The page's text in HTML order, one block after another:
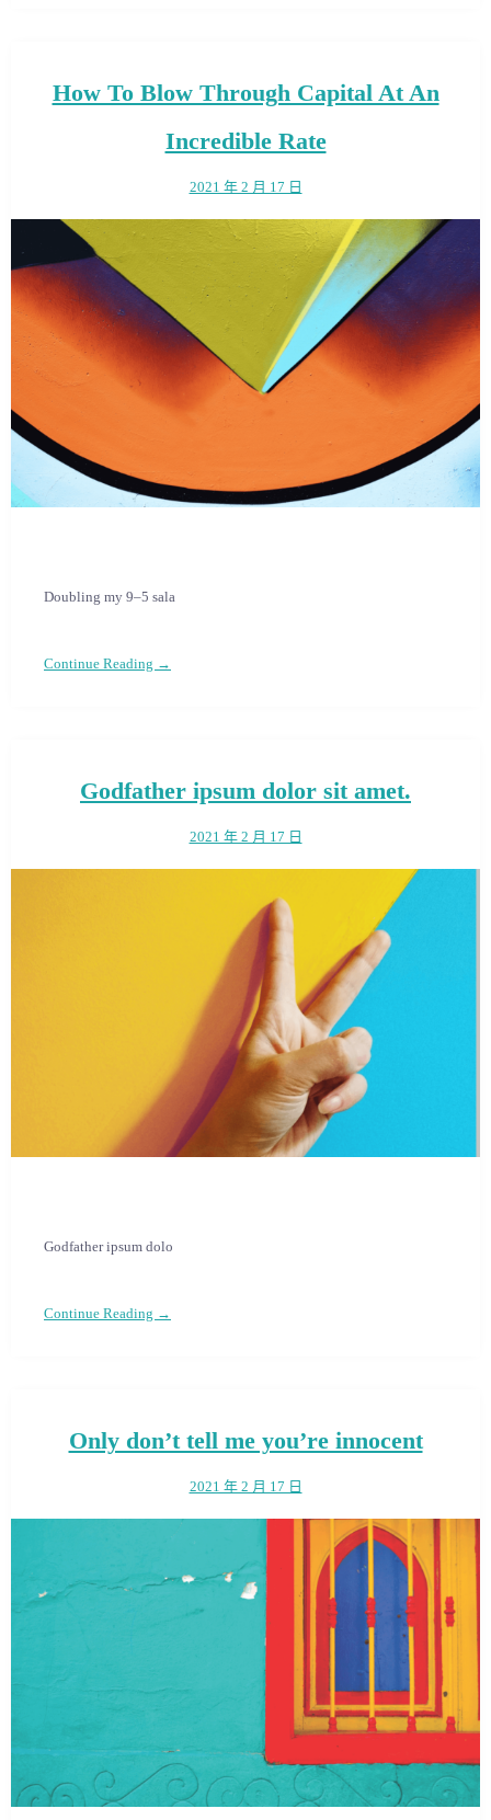
How To Blow Through Capital At An
Incredible Rate
2021 年 2 月 17 日
Doubling my 9–5 sala
Continue Reading →
Godfather ipsum dolor sit amet.
2021 年 2 月 17 日
Godfather ipsum dolo
Continue Reading →
Only don’t tell me you’re innocent
2021 年 2 月 17 日